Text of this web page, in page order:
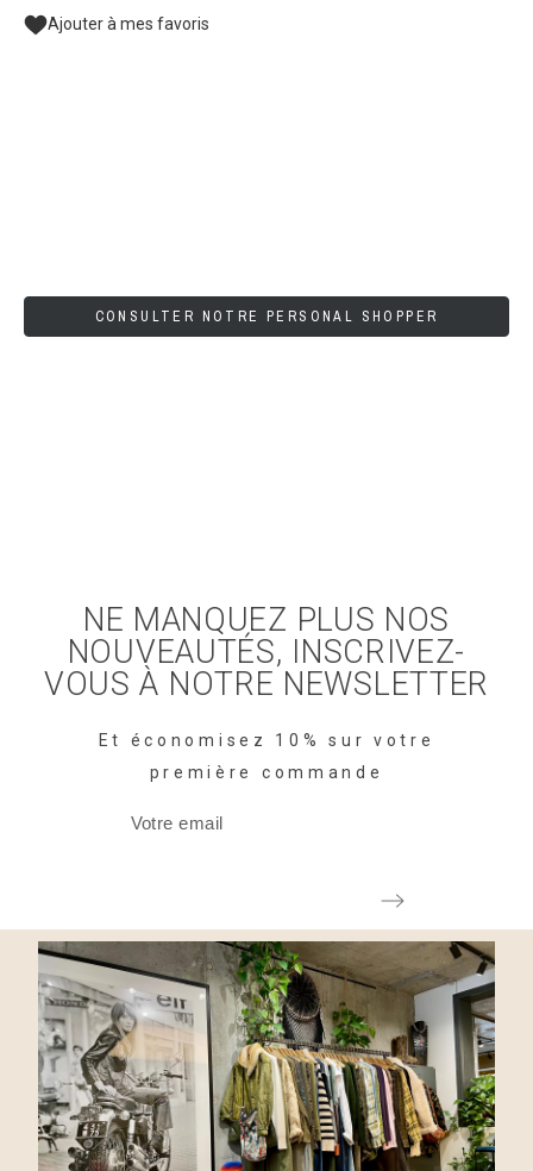
Ajouter à mes favoris
CONSULTER NOTRE PERSONAL SHOPPER
NE MANQUEZ PLUS NOS
NOUVEAUTÉS, INSCRIVEZ-
VOUS À NOTRE NEWSLETTER
Et économisez 10% sur votre
première commande